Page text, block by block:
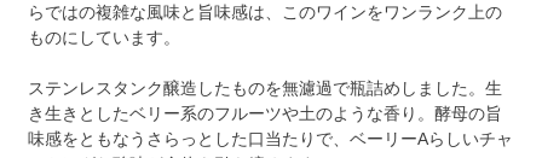
らではの複雑な風味と旨味感は、このワインをワンランク上の
ものにしています。
ステンレスタンク醸造したものを無濾過で瓶詰めしました。生
き生きとしたベリー系のフルーツや土のような香り。酵母の旨
味感をともなうさらっとした口当たりで、ベーリーAらしいチャ